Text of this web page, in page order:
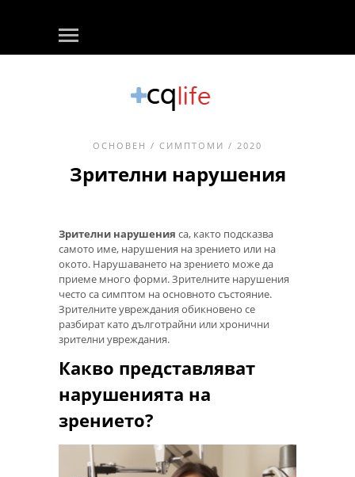
ОСНОВЕН / СИМПТОМИ / 2020
Зрителни нарушения
Зрителни нарушения са, както подсказва
самото име, нарушения на зрението или на
окото. Нарушаването на зрението може да
приеме много форми. Зрителните нарушения
често са симптом на основното състояние.
Зрителните увреждания обикновено се
разбират като дълготрайни или хронични
зрителни увреждания.
Какво представляват
нарушенията на
зрението?